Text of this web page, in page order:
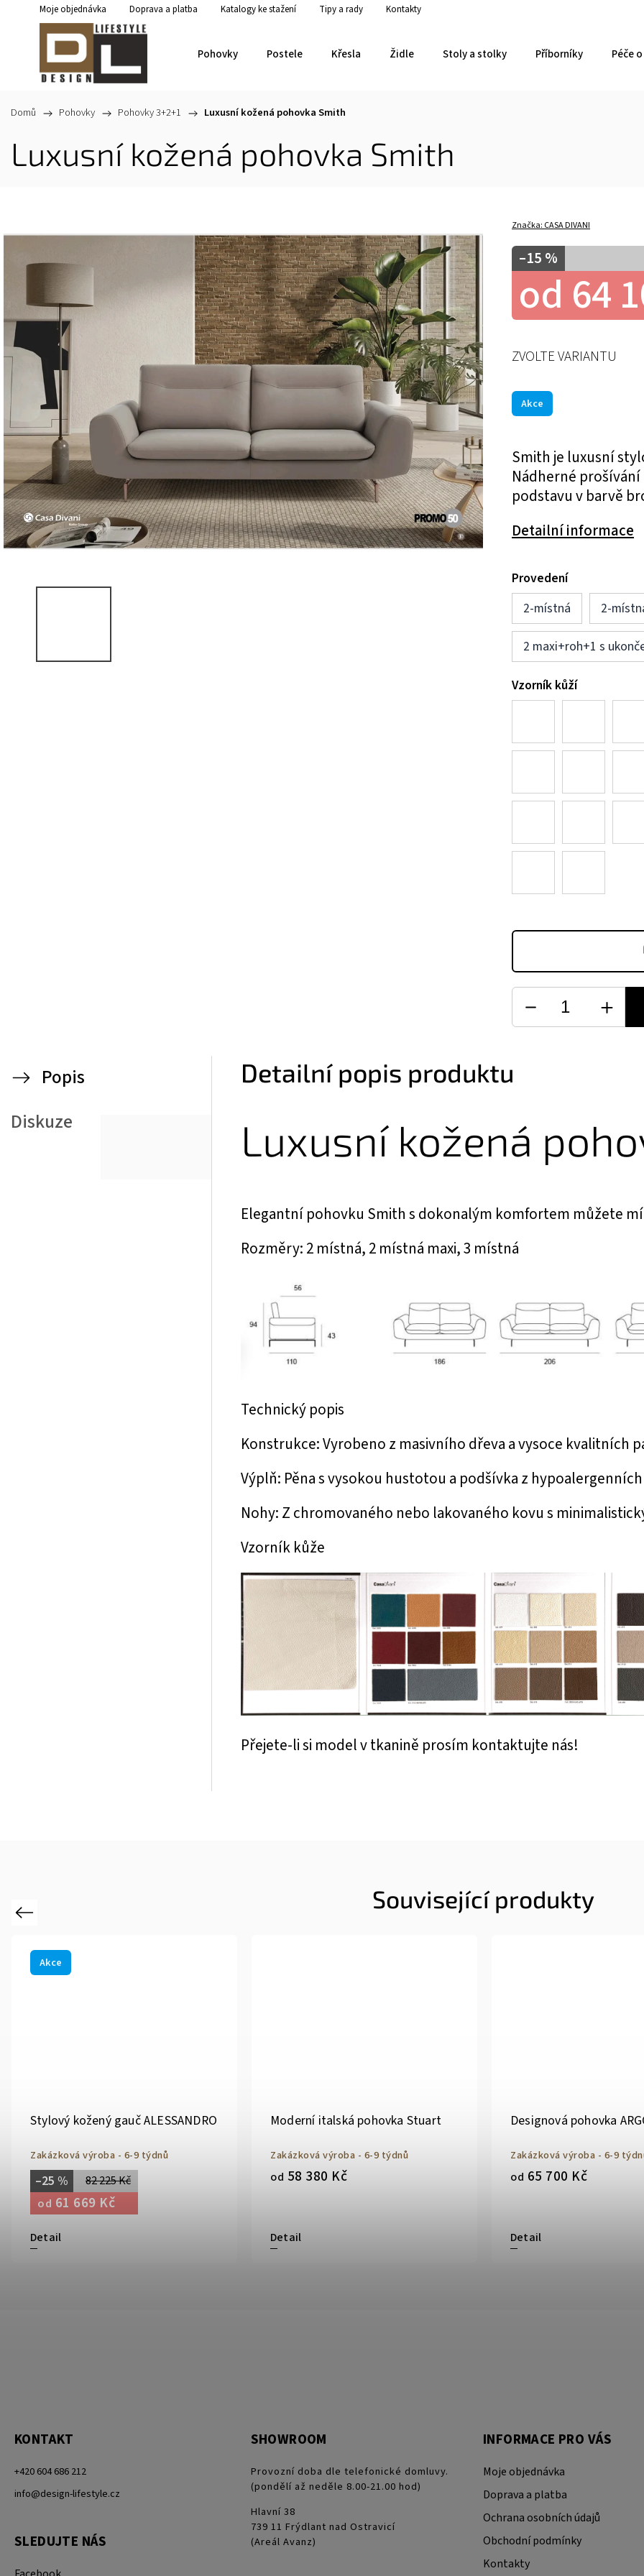
Moje objednávka Doprava a platba Katalogy ke stažení Tipy a rady Kontakty
Pohovky Postele Křesla Židle Stoly a stolky Příborníky Péče
Domů / Pohovky / Pohovky 3+2+1 / Luxusní kožená pohovka Smith
Luxusní kožená pohovka Smith
Značka: CASA DIVANI
–15 %
od 64
Smith je luxusní
Nádherné
podstavu v barvě
Detailní informace
Akce
Provedení
2-místná
2-
2 maxi+roh+1 s
Vzorník kůží
ZVOLTE VARIANTU
Popis
Diskuze
Detailní popis produktu
Luxusní kožená
Elegantní pohovku Smith s dokonalým komfortem můžete
Rozměry: 2 místná, 2 místná maxi, 3 místná
Technický popis
Konstrukce: Vyrobeno z masivního dřeva a vysoce kvalitních
Výplň: Pěna s vysokou hustotou a podšívka z
Nohy: Z chromovaného nebo lakovaného kovu s
Vzorník kůže
Přejete-li si model v tkanině prosím kontaktujte nás!
Související produkty
Previous
Akce
Stylový kožený gauč ALESSANDRO
Zakázková výroba - 6-9 týdnů
82 225 Kč
–25 %
od 61 669 Kč
Detail
Moderní italská pohovka Stuart
Zakázková výroba - 6-9 týdnů
od 58 380 Kč
Detail
Designová pohovka
Zakázková výroba - 6-9
od 65 700 Kč
Detail
KONTAKT
+420 604 686 212
info@design-lifestyle.cz
SLEDUJTE NÁS
SHOWROOM
Provozní doba dle telefonické domluvy.
(pondělí až neděle 8.00-21.00 hod)
Hlavní 38
739 11 Frýdlant nad Ostravicí
(Areál Avanz)
INFORMACE PRO VÁS
Moje objednávka
Doprava a platba
Ochrana osobních údajů
Obchodní podmínky
Kontakty